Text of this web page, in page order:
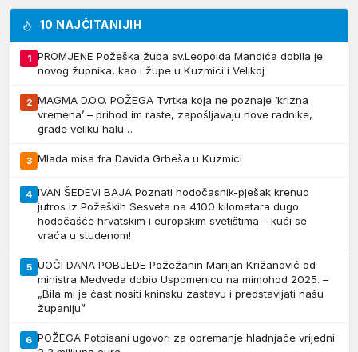
10 NAJČITANIJIH
1
PROMJENE Požeška župa sv.Leopolda Mandića dobila je
novog župnika, kao i župe u Kuzmici i Velikoj
2 MAGMA D.O.O. POŽEGA Tvrtka koja ne poznaje ‘krizna
vremena’ – prihod im raste, zapošljavaju nove radnike,
grade veliku halu…
3 Mlada misa fra Davida Grbeša u Kuzmici
4 IVAN ŠEDEVI BAJA Poznati hodočasnik-pješak krenuo
jutros iz Požeških Sesveta na 4100 kilometara dugo
hodočašće hrvatskim i europskim svetištima – kući se
vraća u studenom!
5 UOČI DANA POBJEDE Požežanin Marijan Križanović od
ministra Medveda dobio Uspomenicu na mimohod 2025. –
„Bila mi je čast nositi kninsku zastavu i predstavljati našu
županiju”
6 POŽEGA Potpisani ugovori za opremanje hladnjače vrijedni